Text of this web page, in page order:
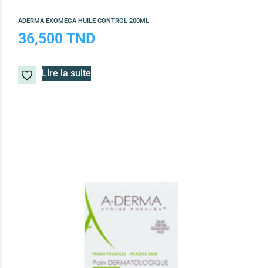
ADERMA EXOMEGA HUILE CONTROL 200ML
36,500 TND
Lire la suite